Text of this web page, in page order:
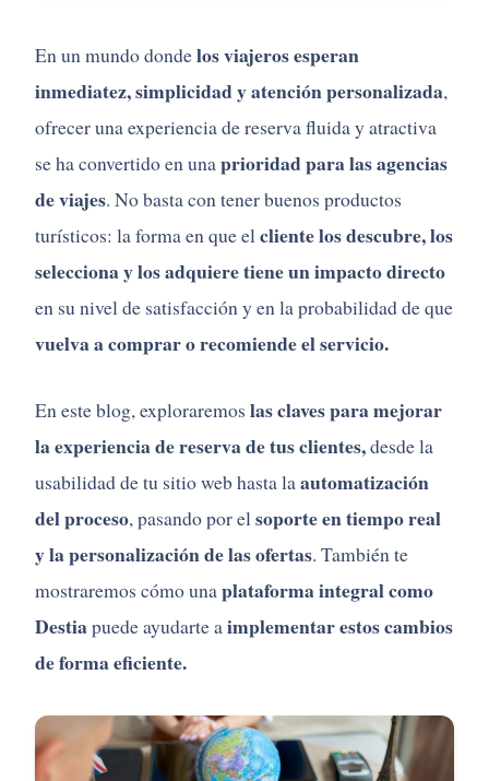
En un mundo dondelos viajeros esperan
inmediatez, simplicidad y atención personalizada,
ofrecer una experiencia de reserva fluida y atractiva
se ha convertido en unaprioridad para las agencias
de viajes. No basta con tener buenos productos
turísticos: la forma en que elcliente los descubre, los
selecciona y los adquiere tiene un impacto directo
en su nivel de satisfacción y en la probabilidad de que
vuelva a comprar o recomiende el servicio.
En este blog, exploraremos las claves para mejorar
la experiencia de reserva de tus clientes,desde la
usabilidad de tu sitio web hasta laautomatización
del proceso, pasando por elsoporte en tiempo real
y la personalización de las ofertas. También te
mostraremos cómo unaplataforma integral como
Destiapuede ayudarte aimplementar estos cambios
de forma eficiente.